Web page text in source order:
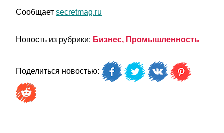
Сообщает secretmag.ru
Новость из рубрики: Бизнес, Промышленность
Поделиться новостью: